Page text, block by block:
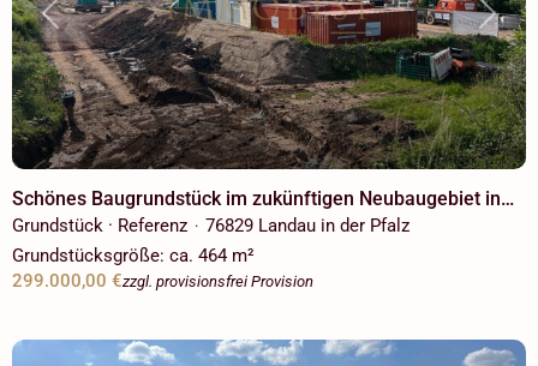
Previous Next
Schönes Baugrundstück im zukünftigen Neubaugebiet in
Landau! Voll Erschlossen für freistehendes
Einfamilienhaus!
Grundstück · Referenz · 76829 Landau in der Pfalz
Grundstücksgröße: ca. 464 m²
299.000,00 €zzgl. provisionsfrei Provision